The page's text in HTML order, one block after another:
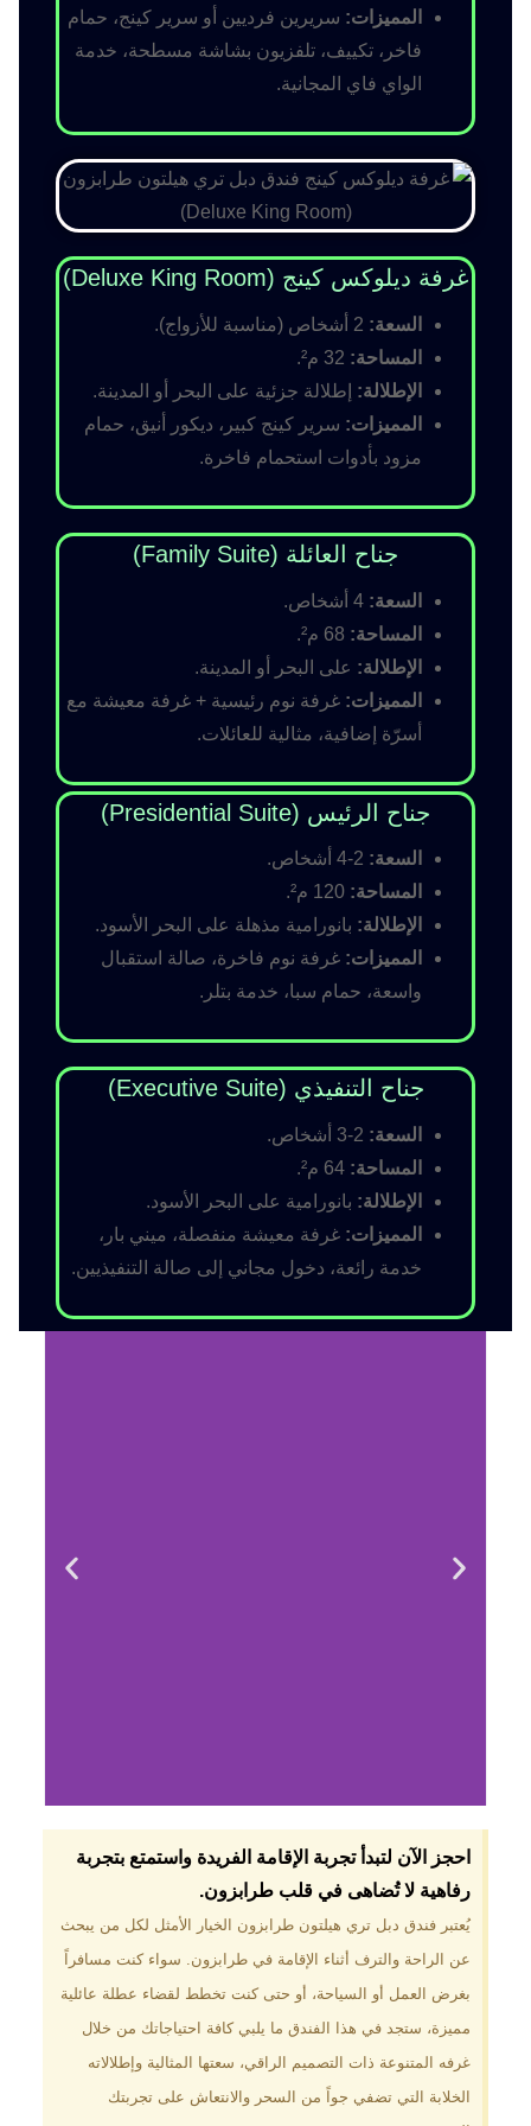
المميزات: سريرين فرديين أو سرير كينج، حمام
فاخر، تكييف، تلفزيون بشاشة مسطحة، خدمة
الواي فاي المجانية.
غرفة ديلوكس كينج (Deluxe King Room)
السعة:
المساحة:
الإطلالة: إطلالة جزئية على البحر أو المدينة.
المميزات: سرير كينج كبير، ديكور أنيق، حمام
مزود بأدوات استحمام فاخرة.
جناح العائلة (Family Suite)
السعة:
المساحة:
الإطلالة: على البحر أو المدينة.
المميزات: غرفة نوم رئيسية + غرفة معيشة مع
أسرّة إضافية، مثالية للعائلات.
جناح الرئيس (Presidential Suite)
السعة:
المساحة:
الإطلالة: بانورامية مذهلة على البحر الأسود.
المميزات: غرفة نوم فاخرة، صالة استقبال
واسعة، حمام سبا، خدمة بتلر.
جناح التنفيذي (Executive Suite)
السعة:
المساحة:
الإطلالة: بانورامية على البحر الأسود.
المميزات: غرفة معيشة منفصلة، ميني بار،
خدمة رائعة، دخول مجاني إلى صالة التنفيذيين.
لماذا تختار فندق دبل
تري هيلتون
طرابزون؟
موقع مميز في قلب طرابزون بالقرب
من أهم المعالم السياحية. إطلالات
الخضراء. مرافق متكاملة تشمل
مسبحًا داخليًا، سبا، صالة ألعاب
رياضية، ومطاعم عالمية.
احجز الآن لتبدأ تجربة الإقامة الفريدة واستمتع بتجربة
رفاهية لا تُضاهى في قلب طرابزون.​
يُعتبر فندق دبل تري هيلتون طرابزون الخيار الأمثل لكل من يبحث
عن الراحة والترف أثناء الإقامة في طرابزون. سواء كنت مسافراً
بغرض العمل أو السياحة، أو حتى كنت تخطط لقضاء عطلة عائلية
مميزة، ستجد في هذا الفندق ما يلبي كافة احتياجاتك من خلال
غرفه المتنوعة ذات التصميم الراقي، سعتها المثالية وإطلالاته
الخلابة التي تضفي جواً من السحر والانتعاش على تجربتك